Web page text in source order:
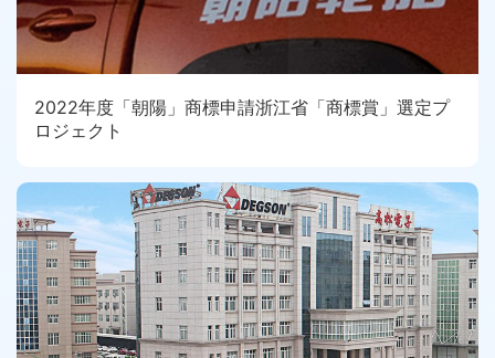
2022年度「朝陽」商標申請浙江省「商標賞」選定プ
ロジェクト